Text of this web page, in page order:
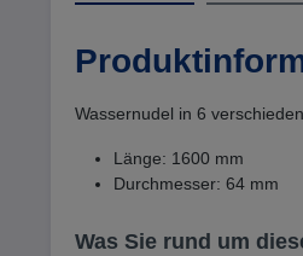
Wassernudel in 6
Länge: 1600 mm
Durchmesser: 64 mm
Was Sie rund um